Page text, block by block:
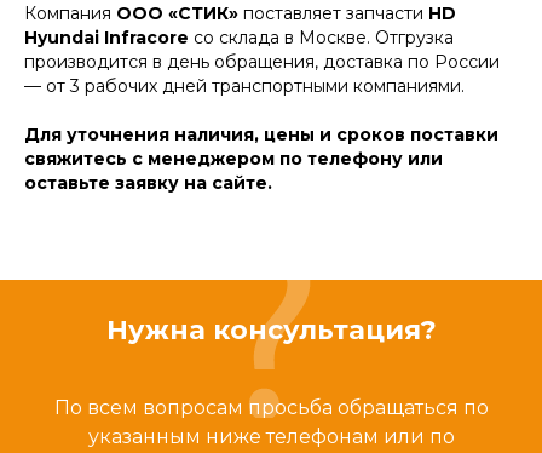
Компания ООО «СТИК» поставляет запчасти HD
Hyundai Infracore со склада в Москве. Отгрузка
производится в день обращения, доставка по России
— от 3 рабочих дней транспортными компаниями.
Для уточнения наличия, цены и сроков поставки
свяжитесь с менеджером по телефону или
оставьте заявку на сайте.
Нужна консультация?
По всем вопросам просьба обращаться по
указанным ниже телефонам или по